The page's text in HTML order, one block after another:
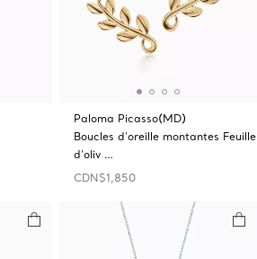
Paloma Picasso(MD)
Boucles d’oreille montantes Feuille
d’oliv …
CDN$1,850